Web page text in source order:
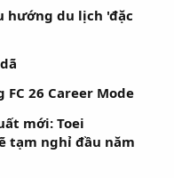
Lee Byung-hun, dự án
lẫn giới chuyên môn.
dàn diễn viên càng
đáng kể. Đây cũng là
Lee Byung-hun, một
jung vẫn được giữ kín,
thành một nhân vật
hướng du lịch 'đặc
26 Career Mode
mới: Toei
tạm nghỉ đầu năm